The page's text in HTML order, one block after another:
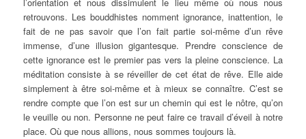
l’orientation et nous dissimulent le lieu même où nous nous
retrouvons. Les bouddhistes nomment ignorance, inattention, le
fait de ne pas savoir que l’on fait partie soi-même d’un rêve
immense, d’une illusion gigantesque. Prendre conscience de
cette ignorance est le premier pas vers lapleine conscience. La
méditation consiste à se réveiller de cet état de rêve. Elle aide
simplement à être soi-même et à mieux se connaître. C’est se
rendre compte que l’on est sur unchemin qui est le nôtre, qu’on
le veuille ou non. Personne ne peut faire ce travail d’éveil à notre
place. Où que nous allions, nous sommes toujours là.